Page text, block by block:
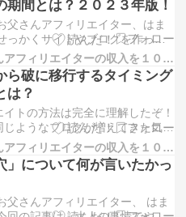
ね。 それじゃ、今日は、キーワ
…
期間とは？２０２３年版！
父さんアフィリエイター、はま
っかくサイトやブログを作って
結果に表示されない！」 「サ
から、いつになったらgoogleの検
れるの！！」 サイトを作って公
検索結果に表示されません。
お父さんアフィリエイターの収入を１０万円増やす方法
ら破に移行するタイミング
は？
トの方法は完全に理解したぞ！
じようなブログが増えてきた気が
ような教材を実践している人が
れないね。 同じようなブログ
稼げなくなっちゃう気がするん
ういうときは、「守破離」の
…
お父さんアフィリエイターの収入を１０万円増やす方法
」について何が言いたかっ
父さんアフィリエイター、 はま